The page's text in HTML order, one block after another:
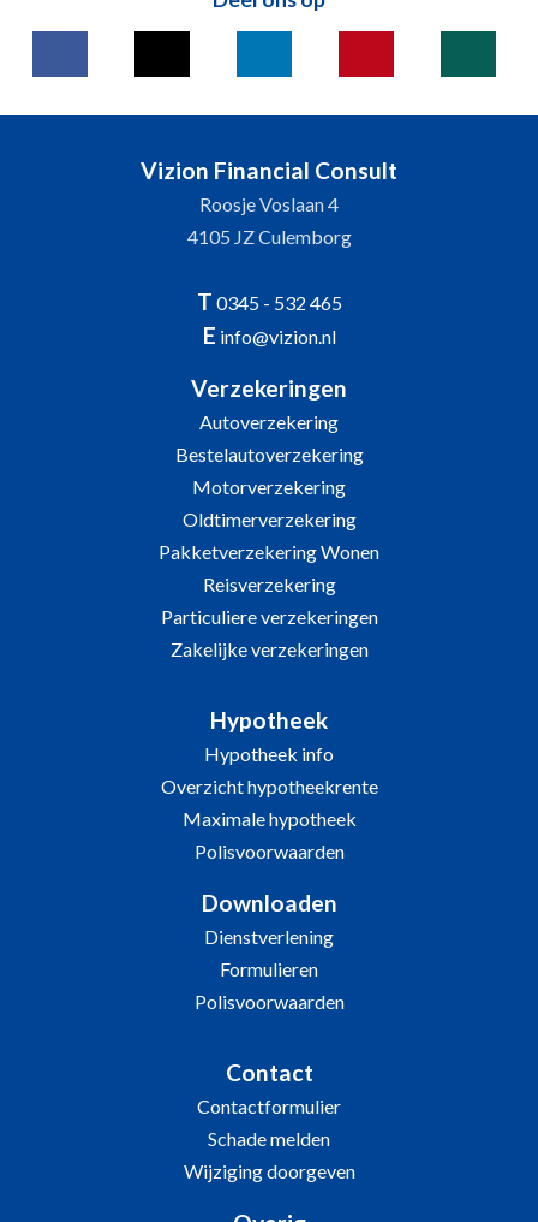
Vizion Financial Consult
Roosje Voslaan 4
4105 JZ Culemborg
T 0345 - 532 465
E info@vizion.nl
Verzekeringen
Autoverzekering
Bestelautoverzekering
Motorverzekering
Oldtimerverzekering
Pakketverzekering Wonen
Reisverzekering
Particuliere verzekeringen
Zakelijke verzekeringen
Hypotheek
Hypotheek info
Overzicht hypotheekrente
Maximale hypotheek
Polisvoorwaarden
Downloaden
Dienstverlening
Formulieren
Polisvoorwaarden
Contact
Contactformulier
Schade melden
Wijziging doorgeven